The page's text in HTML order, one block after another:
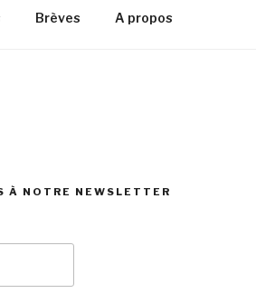
Brèves A propos
À NOTRE NEWSLETTER